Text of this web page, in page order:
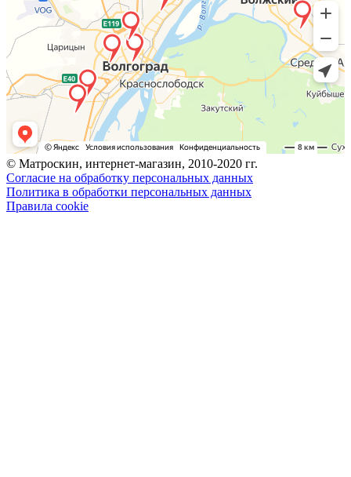
© Матроскин, интернет-магазин, 2010-2020 гг.
Согласие на обработку персональных данных
Политика в обработки персональных данных
Правила cookie